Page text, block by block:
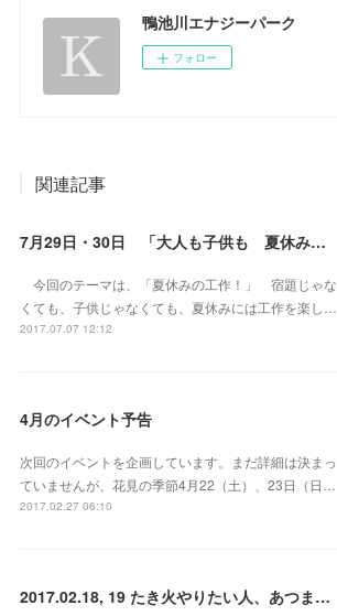
鴨池川エナジーパーク
フォロー
関連記事
7月29日・30日 「大人も子供も 夏休みの工作しよう」 開催のお知らせ
今回のテーマは、「夏休みの工作！」 宿題じゃな
くても、子供じゃなくても、夏休みには工作を楽し…
2017.07.07 12:12
4月のイベント予告
次回のイベントを企画しています。まだ詳細は決まっ
ていませんが、花見の季節4月22（土）、23日（日…
2017.02.27 06:10
2017.02.18, 19 たき火やりたい人、あつまれ！